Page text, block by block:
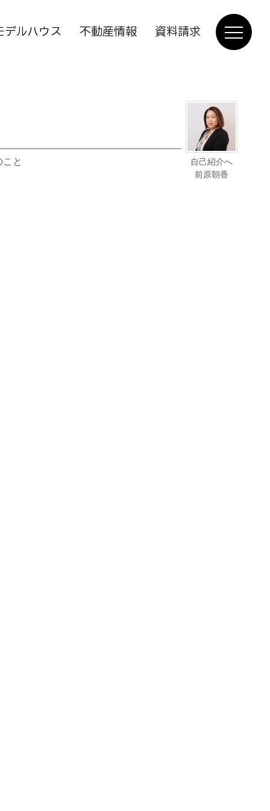
デルハウス 不動産情報 資料請求
自己紹介へ
前原朝香
と